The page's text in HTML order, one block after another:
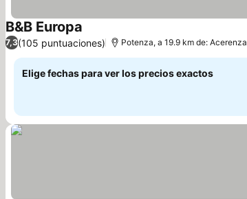
B&B Europa Ver precios
7,3(105 puntuaciones) Potenza, a 19.9 km de: Acerenza
Elige fechas para ver los precios exactos